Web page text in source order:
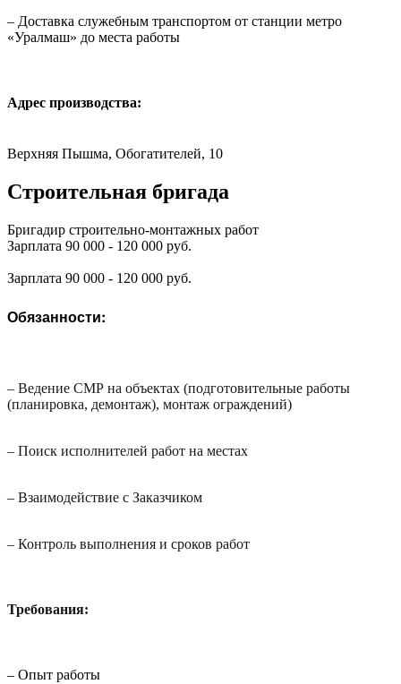
– Доставка служебным транспортом от станции метро
«Уралмаш» до места работы
Адрес производства:
Верхняя Пышма, Обогатителей, 10
Строительная бригада
Бригадир строительно-монтажных работ
Зарплата 90 000 - 120 000 руб.
Зарплата 90 000 - 120 000 руб.
Обязанности:
– Ведение СМР на объектах (подготовительные работы
(планировка, демонтаж), монтаж ограждений)
– Поиск исполнителей работ на местах
– Взаимодействие с Заказчиком
– Контроль выполнения и сроков работ
Требования:
– Опыт работы